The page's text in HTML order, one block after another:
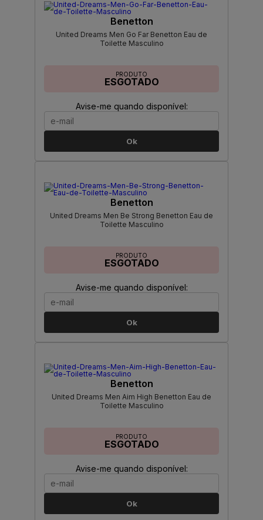
Benetton
United Dreams Men Go Far Benetton Eau de
Toilette Masculino
PRODUTO
ESGOTADO
Avise-me quando disponível:
Ok
Benetton
United Dreams Men Be Strong Benetton Eau de
Toilette Masculino
PRODUTO
ESGOTADO
Avise-me quando disponível:
Ok
Benetton
United Dreams Men Aim High Benetton Eau de
Toilette Masculino
PRODUTO
ESGOTADO
Avise-me quando disponível:
Ok